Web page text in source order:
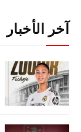
آخر الأخبار